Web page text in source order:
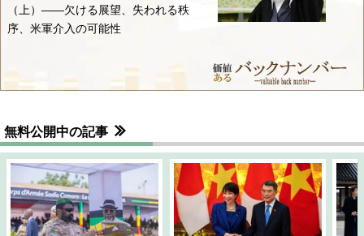
（上）――欠ける展望、失われる秩
序、米軍介入の可能性
無料公開中の記事